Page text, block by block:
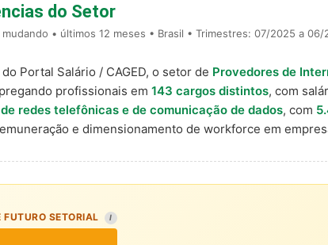
do Setor
• últimos 12 meses • Brasil • Trimestres: 07/2025 a 06/
Portal Salário / CAGED, o setor de Provedores de
profissionais em 143 cargos distintos, com
redes telefônicas e de comunicação de dados, com
e dimensionamento de workforce em
FUTURO SETORIAL I